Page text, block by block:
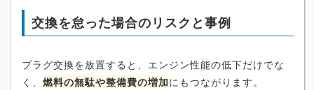
交換を怠った場合のリスクと事例
プラグ交換を放置すると、エンジン性能の低下だけでな
く、 燃料の無駄や整備費の増加にもつながります。